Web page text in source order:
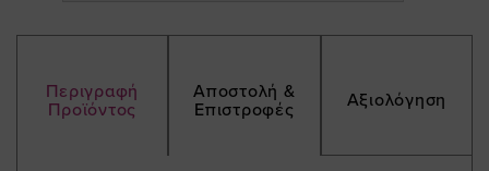
Περιγραφή
Προϊόντος
Αποστολή &
Επιστροφές
Αξιολόγηση